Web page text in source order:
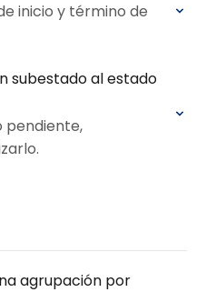
inicio y término de
subestado al estado
pendiente,
agrupación por